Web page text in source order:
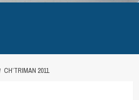
CH’TRIMAN 2011